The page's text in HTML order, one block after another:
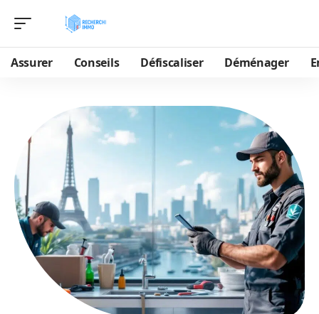
Assurer Conseils Défiscaliser Déménager